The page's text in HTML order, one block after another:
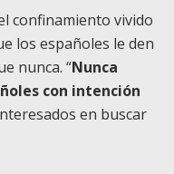
confinamiento vivido
los españoles le den
nunca. “Nunca
con intención
en buscar